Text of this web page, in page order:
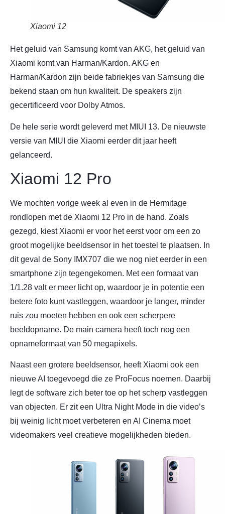
Xiaomi 12
Het geluid van Samsung komt van AKG, het geluid van
Xiaomi komt van Harman/Kardon. AKG en
Harman/Kardon zijn beide fabriekjes van Samsung die
bekend staan om hun kwaliteit. De speakers zijn
gecertificeerd voor Dolby Atmos.
De hele serie wordt geleverd met MIUI 13. De nieuwste
versie van MIUI die Xiaomi eerder dit jaar heeft
gelanceerd.
Xiaomi 12 Pro
We mochten vorige week al even in de Hermitage
rondlopen met de Xiaomi 12 Pro in de hand. Zoals
gezegd, kiest Xiaomi er voor het eerst voor om een zo
groot mogelijke beeldsensor in het toestel te plaatsen. In
dit geval de Sony IMX707 die we nog niet eerder in een
smartphone zijn tegengekomen. Met een formaat van
1/1.28 valt er meer licht op, waardoor je in potentie een
betere foto kunt vastleggen, waardoor je langer, minder
ruis zou moeten hebben en ook een scherpere
beeldopname. De main camera heeft toch nog een
opnameformaat van 50 megapixels.
Naast een grotere beeldsensor, heeft Xiaomi ook een
nieuwe AI toegevoegd die ze ProFocus noemen. Daarbij
legt de software zich beter toe op het scherp vastleggen
van objecten. Er zit een Ultra Night Mode in die video’s
bij weinig licht moet verbeteren en AI Cinema moet
videomakers veel creatieve mogelijkheden bieden.